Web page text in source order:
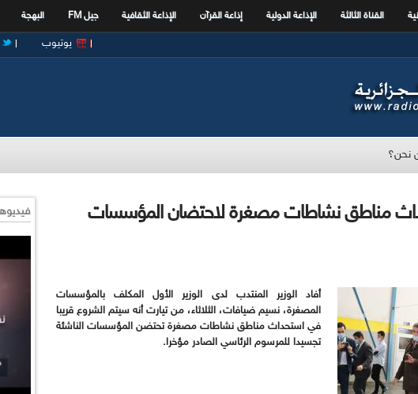
القناة الثالثة الإذاعة الدولية إذاعة القرآن الإذاعة الثقافية جيل FM البهجة
يوتيوب
نحن؟
مناطق نشاطات مصغرة لاحتضان المؤسسات
أفاد الوزير المنتدب لدى الوزير الأول المكلف بالمؤسسات
المصغرة، نسيم ضيافات، الثلاثاء، من تيارت أنه سيتم الشروع قريبا
في استحداث مناطق نشاطات مصغرة تحتضن المؤسسات الناشئة
تجسيدا للمرسوم الرئاسي الصادر مؤخرا.